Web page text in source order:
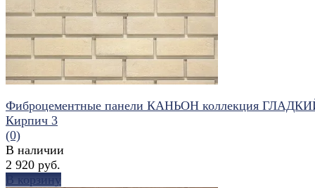
избранное сравнить
Фиброцементные панели КАНЬОН коллекция
Кирпич 3
(0)
В наличии
2 920 руб.
В корзину